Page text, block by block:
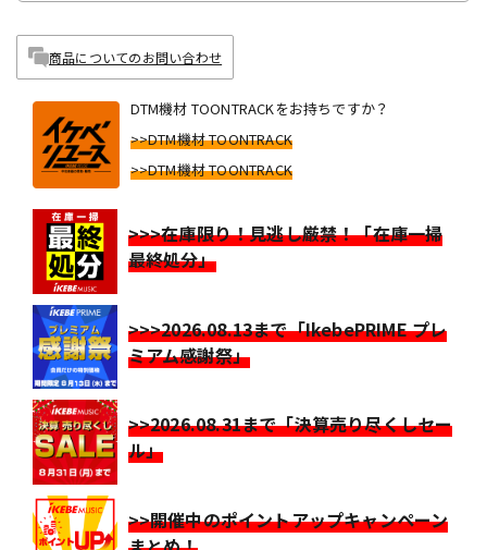
商品についてのお問い合わせ
DTM機材 TOONTRACKをお持ちですか？
>>DTM機材 TOONTRACK
>>DTM機材 TOONTRACK
>>>在庫限り！見逃し厳禁！「在庫一掃
最終処分」
>>>2026.08.13まで「IkebePRIME プレ
ミアム感謝祭」
>>2026.08.31まで「決算売り尽くしセー
ル」
>>開催中のポイントアップキャンペーン